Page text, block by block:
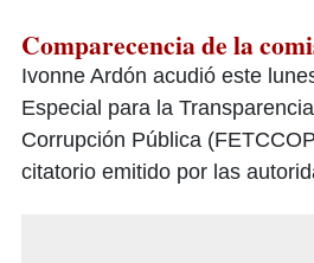
Comparecencia de la
Ivonne Ardón acudió este
Especial para la
Corrupción Pública
citatorio emitido por las